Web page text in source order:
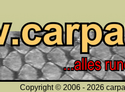
Copyright © 2006 - 2026